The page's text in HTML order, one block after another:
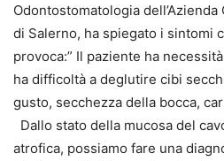
Odontostomatologia
di Salerno, ha spiegato i sintomi
provoca:” Il paziente ha
ha difficoltà a deglutire cibi
gusto, secchezza della bocca,
Dallo stato della mucosa del
atrofica, possiamo fare una